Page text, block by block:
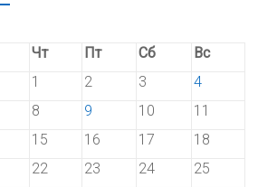
Чт Пт Сб
Вс
1
2 3
4
8 9 10
11
15 16 17
18
22 23 24
25